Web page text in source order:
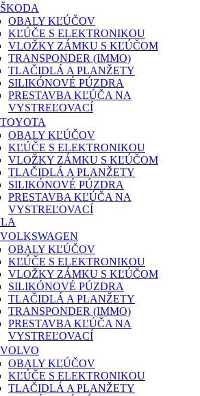
ŠKODA
OBALY KĽÚČOV
KĽÚČE S ELEKTRONIKOU
VLOŽKY ZÁMKU S KĽÚČOM
TRANSPONDER (IMMO)
TLAČIDLÁ A PLANŽETY
SILIKÓNOVÉ PÚZDRA
PRESTAVBA KĽÚČA NA
VYSTREĽOVACÍ
TOYOTA
OBALY KĽÚČOV
KĽÚČE S ELEKTRONIKOU
VLOŽKY ZÁMKU S KĽÚČOM
TLAČIDLÁ A PLANŽETY
SILIKÓNOVÉ PÚZDRA
PRESTAVBA KĽÚČA NA
VYSTREĽOVACÍ
VOLKSWAGEN
OBALY KĽÚČOV
KĽÚČE S ELEKTRONIKOU
VLOŽKY ZÁMKU S KĽÚČOM
SILIKÓNOVÉ PÚZDRA
TLAČIDLÁ A PLANŽETY
TRANSPONDER (IMMO)
PRESTAVBA KĽÚČA NA
VYSTREĽOVACÍ
VOLVO
OBALY KĽÚČOV
KĽÚČE S ELEKTRONIKOU
TLAČIDLÁ A PLANŽETY